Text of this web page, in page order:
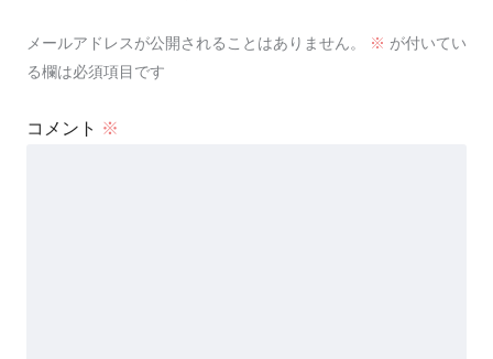
メールアドレスが公開されることはありません。 ※ が付いてい
る欄は必須項目です
コメント ※